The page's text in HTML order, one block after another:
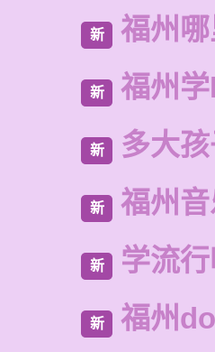
新 福州
新 福州
新 多大
新 福州
新 学流
新 福州